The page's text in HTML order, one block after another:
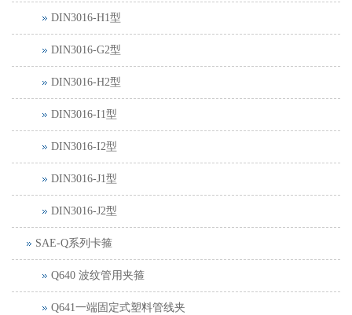
DIN3016-H1型
DIN3016-G2型
DIN3016-H2型
DIN3016-I1型
DIN3016-I2型
DIN3016-J1型
DIN3016-J2型
SAE-Q系列卡箍
Q640 波纹管用夹箍
Q641一端固定式塑料管线夹